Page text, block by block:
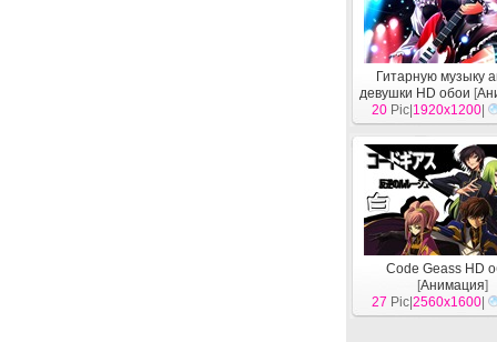
Гитарную музыку
девушки HD обои [
20 Pic| 1920x1200
Code Geass HD
[Анимация]
27 Pic|2560x1600